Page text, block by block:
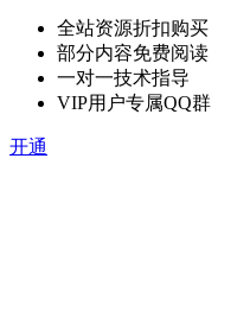
全站资源折扣购买
部分内容免费阅读
一对一技术指导
VIP用户专属QQ群
开通